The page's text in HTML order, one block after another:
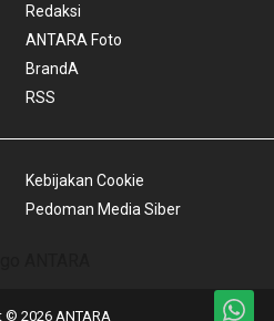
Redaksi
ANTARA Foto
BrandA
RSS
Kebijakan Cookie
Pedoman Media Siber
© 2026 ANTARA